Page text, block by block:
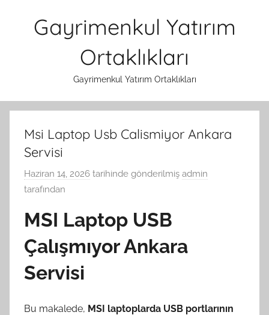
Gayrimenkul Yatırım
Ortaklıkları
Gayrimenkul Yatırım Ortaklıkları
Msi Laptop Usb Calismiyor Ankara
Servisi
Haziran 14, 2026 tarihinde gönderilmiş admin
tarafından
MSI Laptop USB
Çalışmıyor Ankara
Servisi
Bu makalede, MSI laptoplarda USB portlarının